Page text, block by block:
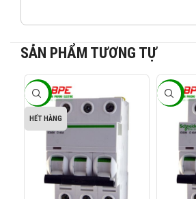
SẢN PHẨM TƯƠNG TỰ
-40%
HẾT HÀNG
-40%
KINH DOANH 1:
KINH DOANH 2:
KINH DOANH 3:
KINH DOANH 4: